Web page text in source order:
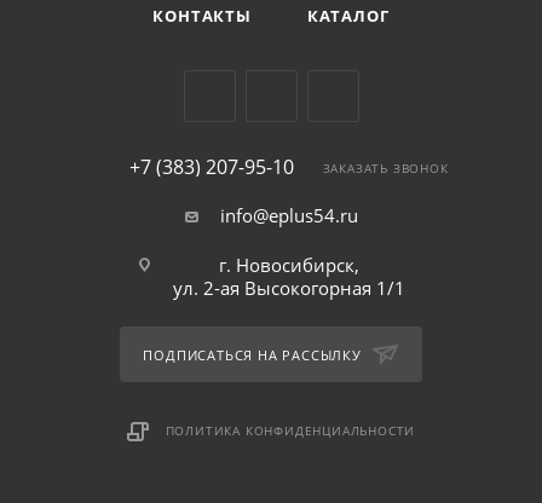
КОНТАКТЫ
КАТАЛОГ
+7 (383) 207-95-10 ЗАКАЗАТЬ ЗВОНОК
info@eplus54.ru
г. Новосибирск,
ул. 2-ая Высокогорная 1/1
ПОДПИСАТЬСЯ НА РАССЫЛКУ
ПОЛИТИКА КОНФИДЕНЦИАЛЬНОСТИ